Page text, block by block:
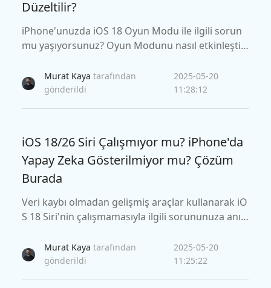
Düzeltilir?
iPhone'unuzda iOS 18 Oyun Modu ile ilgili sorun
mu yaşıyorsunuz? Oyun Modunu nasıl etkinleştir
arı nasıl düzelteceğinizi keşfedin. Bu kılavuz, daha
sorunsuz bir oyun deneyimi için Oyun Modunu et
Murat Kaya tarafından
gönderildi
2025-05-20
11:28:12
iOS 18/26 Siri Çalışmıyor mu? iPhone'da
Yapay Zeka Gösterilmiyor mu? Çözüm
Burada
Veri kaybı olmadan gelişmiş araçlar kullanarak iO
S 18 Siri'nin çalışmamasıyla ilgili sorununuza anın
Murat Kaya tarafından
gönderildi
2025-05-20
11:25:22